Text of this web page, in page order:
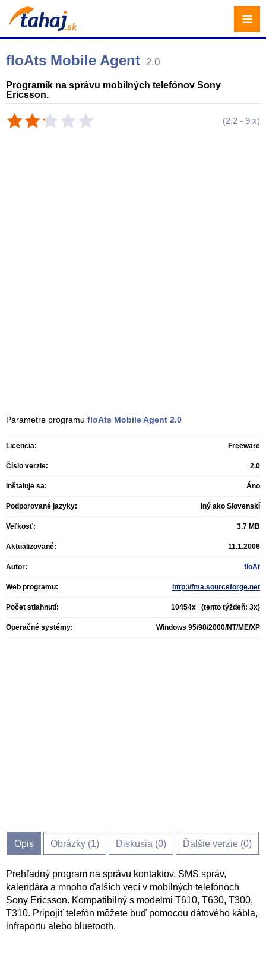
floAts Mobile Agent 2.0
Programík na správu mobilných telefónov Sony
Ericsson.
(2.2 - 9 x)
Parametre programu floAts Mobile Agent 2.0
Licencia: Freeware
Číslo verzie: 2.0
Inštaluje sa: Áno
Podporované jazyky: Iný ako Slovenskí
Veľkosť: 3,7 MB
Aktualizované: 11.1.2006
Autor: floAt
Web programu: http://fma.sourceforge.net
Počet stiahnutí: 10454x (tento týždeň: 3x)
Operačné systémy: Windows 95/98/2000/NT/ME/XP
Opis Obrázky (1) Diskusia (0) Ďalšie verzie (0)
Prehľadný program na správu kontaktov, SMS správ,
kalendára a mnoho ďalších vecí v mobilných telefónoch
Sony Ericsson. Kompatibilný s modelmi T610, T630, T300,
T310. Pripojiť telefón môžete buď pomocou dátového kábla,
infraportu alebo bluetooth.
≡